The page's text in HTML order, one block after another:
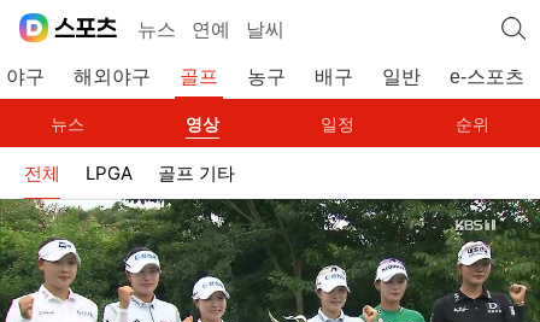
뉴스 연예 날씨
야구 해외야구 골프 농구 배구 일반 e-스포츠
뉴스 영상 일정 순위
전체 LPGA 골프 기타